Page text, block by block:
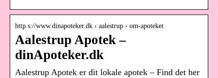
http s://www.dinapoteker.dk › aalestrup › om-apoteket
Aalestrup Apotek –
dinApoteker.dk
Aalestrup Apotek er dit lokale apotek – Find det her